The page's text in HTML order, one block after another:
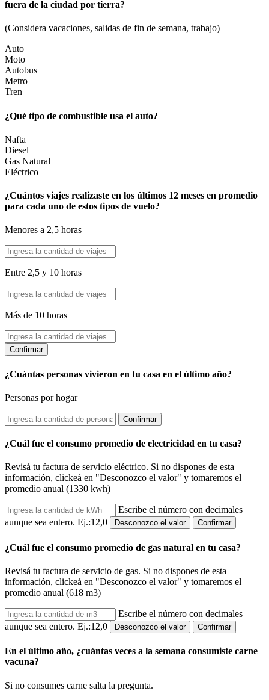
fuera de la ciudad por tierra?
(Considera vacaciones, salidas de fin de semana, trabajo)
Auto
Moto
Autobus
Metro
Tren
¿Qué tipo de combustible usa el auto?
Nafta
Diesel
Gas Natural
Eléctrico
¿Cuántos viajes realizaste en los últimos 12 meses en promedio
para cada uno de estos tipos de vuelo?
Menores a 2,5 horas
Entre 2,5 y 10 horas
Más de 10 horas
Confirmar
¿Cuántas personas vivieron en tu casa en el último año?
Personas por hogar
Confirmar
¿Cuál fue el consumo promedio de electricidad en tu casa?
Revisá tu factura de servicio eléctrico. Si no dispones de esta
información, clickeá en "Desconozco el valor" y tomaremos el
promedio anual (1330 kwh)
Escribe el número con decimales
aunque sea entero. Ej.:12,0
Desconozco el valor Confirmar
¿Cuál fue el consumo promedio de gas natural en tu casa?
Revisá tu factura de servicio de gas. Si no dispones de esta
información, clickeá en "Desconozco el valor" y tomaremos el
promedio anual (618 m3)
Escribe el número con decimales
aunque sea entero. Ej.:12,0
Desconozco el valor Confirmar
En el último año, ¿cuántas veces a la semana consumiste carne
vacuna?
Si no consumes carne salta la pregunta.